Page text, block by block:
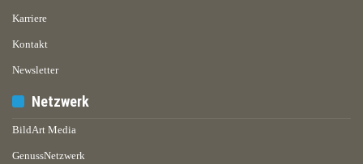
Karriere
Kontakt
Newsletter
Netzwerk
BildArt Media
GenussNetzwerk